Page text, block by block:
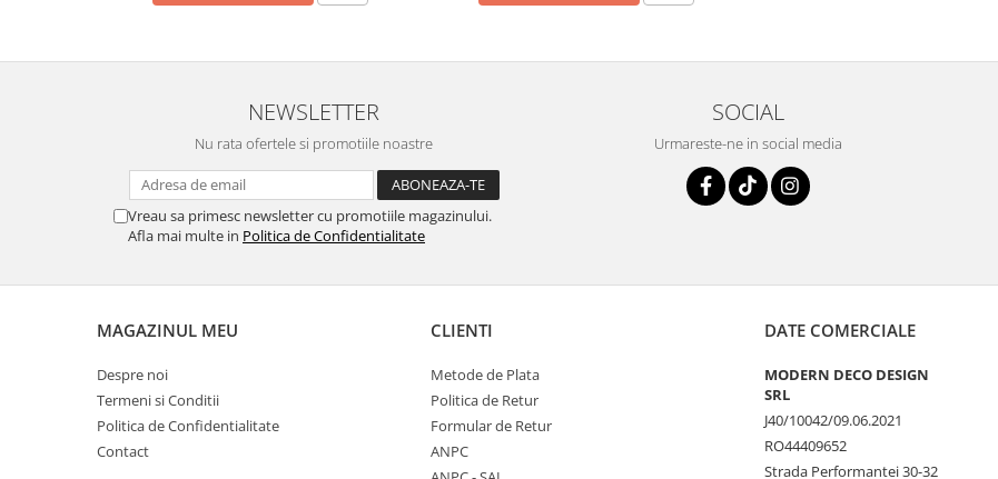
NEWSLETTER
Nu rata ofertele si promotiile noastre
Vreau sa primesc newsletter cu promotiile magazinului.
Afla mai multe in Politica de Confidentialitate
SOCIAL
Urmareste-ne in social media
MAGAZINUL MEU
Despre noi
Termeni si Conditii
Politica de Confidentialitate
Contact
CLIENTI
Metode de Plata
Politica de Retur
Formular de Retur
ANPC
DATE COMERCIALE
MODERN DECO DESIGN
SRL
J40/10042/09.06.2021
RO44409652
Strada Performantei 30-32